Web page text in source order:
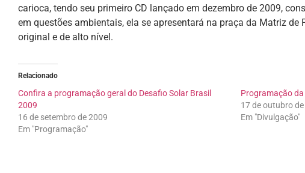
carioca, tendo seu primeiro CD lançado em dezembro de 2009,
em questões ambientais, ela se apresentará na praça da Matriz
original e de alto nível.
Relacionado
Confira a programação geral do Desafio Solar Brasil
2009
16 de setembro de 2009
Em "Programação"
Programação
17 de outubro
Em "Divulgação"